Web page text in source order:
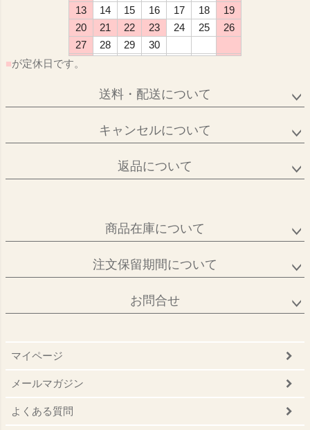
13
14 15 16 17 18
19
20
21 22 23 24 25
26
27
28 29
30
■が定休日です。
送料・配送について
キャンセルについて
返品について
商品在庫について
注文保留期間について
お問合せ
マイページ
メールマガジン
よくある質問